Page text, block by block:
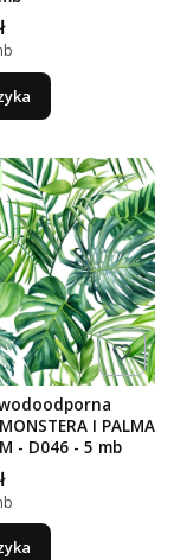
I PALMA
- D046 - 5 mb